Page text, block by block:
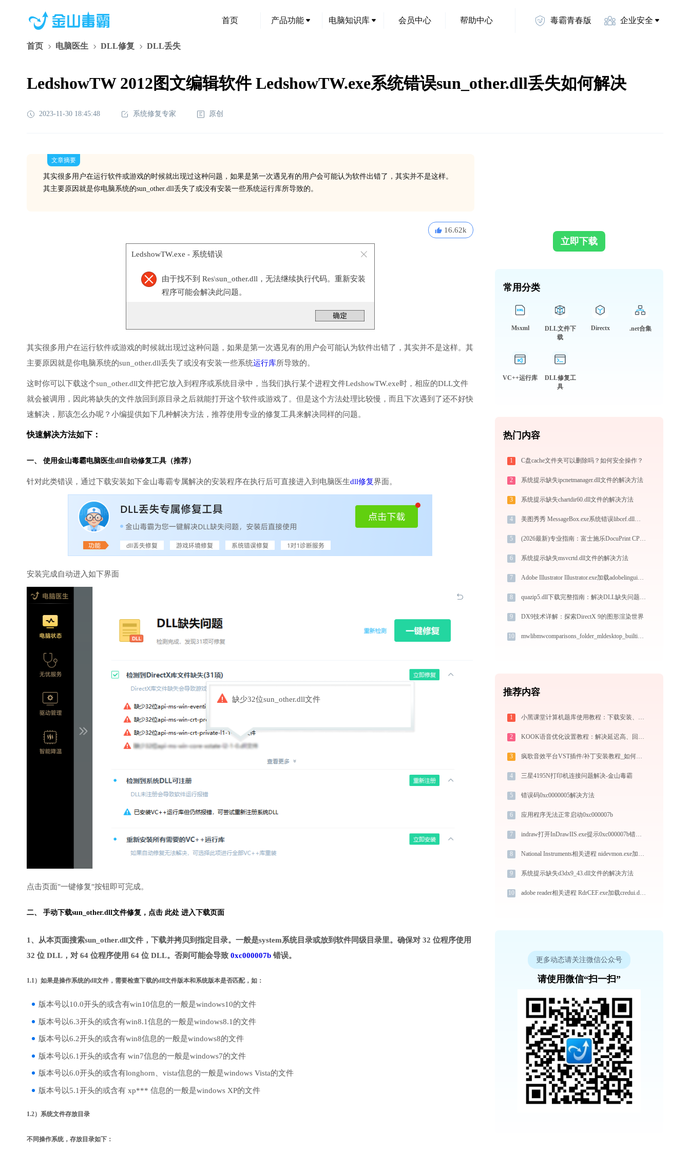
首页 产品功能 电脑知识库 会员中心 帮助中心 毒霸青春版 企业安全
首页 电脑医生 DLL修复 DLL丢失
LedshowTW 2012图文编辑软件 LedshowTW.exe系统错误sun_other.dll丢失如何解决
2023-11-30 18:45:48 系统修复专家 原创
文章摘要
其实很多用户在运行软件或游戏的时候就出现过这种问题，如果是第一次遇见有的用户会可能认为软件出错了，其实并不是这样。
其主要原因就是你电脑系统的sun_other.dll丢失了或没有安装一些系统运行库所导致的。
16.62k
LedshowTW.exe - 系统错误
由于找不到 Res\sun_other.dll，无法继续执行代码。重新安装
程序可能会解决此问题。
其实很多用户在运行软件或游戏的时候就出现过这种问题，如果是第一次遇见有的用户会可能认为软件出错了，其实并不是这样。其
主要原因就是你电脑系统的sun_other.dll丢失了或没有安装一些系统运行库所导致的。
这时你可以下载这个sun_other.dll文件把它放入到程序或系统目录中，当我们执行某个进程文件LedshowTW.exe时，相应的DLL文件
就会被调用，因此将缺失的文件放回到原目录之后就能打开这个软件或游戏了。但是这个方法处理比较慢，而且下次遇到了还不好快
速解决，那该怎么办呢？小编提供如下几种解决方法，推荐使用专业的修复工具来解决同样的问题。
快速解决方法如下：
一、 使用金山毒霸电脑医生dll自动修复工具（推荐）
针对此类错误，通过下载安装如下金山毒霸专属解决的安装程序在执行后可直接进入到电脑医生dll修复界面。
安装完成自动进入如下界面
缺少32位sun_other.dll文件
点击页面"一键修复"按钮即可完成。
二、 手动下载sun_other.dll文件修复， 点击 此处 进入下载页面
1、从本页面搜索sun_other.dll文件，下载并拷贝到指定目录。一般是system系统目录或放到软件同级目录里。确保对 32 位程序使用
32 位 DLL，对 64 位程序使用 64 位 DLL。否则可能会导致 0xc000007b 错误。
1.1）如果是操作系统的dll文件，需要检查下载的dll文件版本和系统版本是否匹配，如：
版本号以10.0开头的或含有win10信息的一般是windows10的文件
版本号以6.3开头的或含有win8.1信息的一般是windows8.1的文件
版本号以6.2开头的或含有win8信息的一般是windows8的文件
版本号以6.1开头的或含有 win7信息的一般是windows7的文件
版本号以6.0开头的或含有longhorn、vista信息的一般是windows Vista的文件
版本号以5.1开头的或含有 xp*** 信息的一般是windows XP的文件
1.2）系统文件存放目录
不同操作系统，存放目录如下：
立即下载
常用分类
Msxml
DLL文件下
载
Directx .net合集
VC++运行库
DLL修复工
具
热门内容
1 C盘cache文件夹可以删除吗？如何安全操作？
2 系统提示缺失ipcnetmanager.dll文件的解决方法
3 系统提示缺失chartdir60.dll文件的解决方法
4 美图秀秀 MessageBox.exe系统错误libcef.dll丢失如何解决
5 (2026最新)专业指南：富士施乐DocuPrint CP119w打印机驱动的下载与安装步骤详解
6 系统提示缺失msvcrtd.dll文件的解决方法
7 Adobe Illustrator Illustrator.exe加载adobelinguistic.dll文件丢失处理办法
8 quazip5.dll下载完整指南：解决DLL缺失问题，32位/64位官方免费版
9 DX9技术详解：探索DirectX 9的图形渲染世界
10 mwlibmwcomparisons_folder_mldesktop_builtinimpl.dll下载
推荐内容
1 小黑课堂计算机题库使用教程：下载安装、模拟考试与高效刷题全攻略
2 KOOK语音优化设置教程：解决延迟高、回声、降噪失效问题
3 疯歌音效平台VST插件/补丁安装教程_如何加载插件效果包
4 三星4195N打印机连接问题解决-金山毒霸
5 错误码0xc0000005解决方法
6 应用程序无法正常启动0xc000007b
7 indraw打开InDrawIIS.exe提示0xc000007b错误码怎么办
8 National Instruments相关进程 nidevmon.exe加载nimhwcfu.dll文件丢失处理办法
9 系统提示缺失d3dx9_43.dll文件的解决方法
10 adobe reader相关进程 RdrCEF.exe加载credui.dll文件丢失处理办法
更多动态请关注微信公众号
请使用微信“扫一扫”